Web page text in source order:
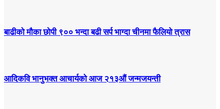
बाढीको मौका छोपी ९०० भन्दा बढी सर्प भाग्दा चीनमा फैलियो त्रास
आदिकवि भानुभक्त आचार्यको आज २१३औं जन्मजयन्ती